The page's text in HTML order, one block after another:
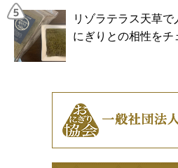
リゾラテラス天草
にぎりとの相性をチ